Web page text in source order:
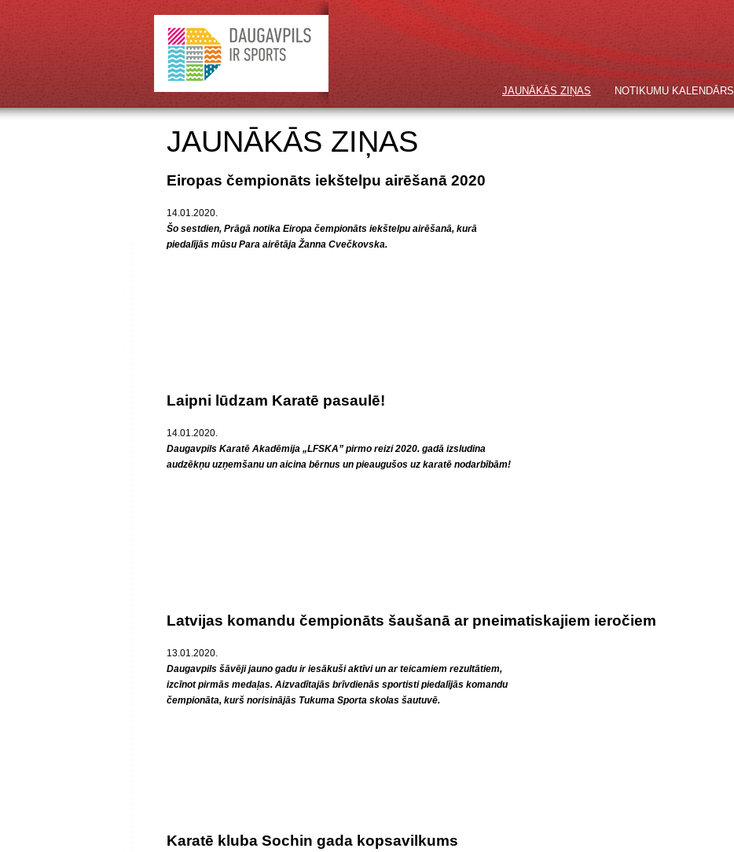
NOTIKUMU KALENDĀRS
JAUNĀKĀS ZIŅAS
JAUNĀKĀS ZIŅAS
Eiropas čempionāts iekštelpu airēšanā 2020
14.01.2020.
Šo sestdien, Prāgā notika Eiropa čempionāts iekštelpu airēšanā, kurā
piedalījās mūsu Para airētāja Žanna Cvečkovska.
Laipni lūdzam Karatē pasaulē!
14.01.2020.
Daugavpils Karatē Akadēmija „LFSKA” pirmo reizi 2020. gadā izsludina
audzēkņu uzņemšanu un aicina bērnus un pieaugušos uz karatē nodarbībām!
Latvijas komandu čempionāts šaušanā ar pneimatiskajiem ieročiem
13.01.2020.
Daugavpils šāvēji jauno gadu ir iesākuši aktīvi un ar teicamiem rezultātiem,
izcīnot pirmās medaļas. Aizvadītajās brīvdienās sportisti piedalījās komandu
čempionāta, kurš norisinājās Tukuma Sporta skolas šautuvē.
Karatē kluba Sochin gada kopsavilkums